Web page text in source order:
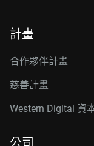
計畫
合作夥伴計畫
慈善計畫
Western Digital 資
公司